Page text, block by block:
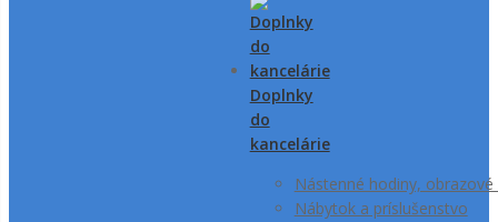
Doplnky
do
kancelárie
Nástenné hodiny, obrazové
Nábytok a príslušenstvo